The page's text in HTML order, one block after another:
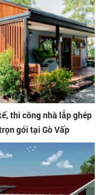
thi công nhà lắp ghép
gói tại Gò Vấp